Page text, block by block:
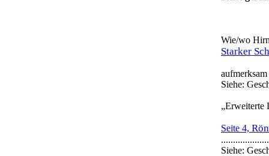
Wie/wo
Starker
Siehe:
„Erweiterte
Seite 4,
Siehe: